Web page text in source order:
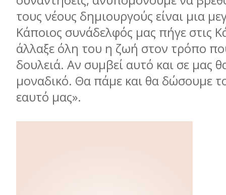
τους νέους δημιουργούς είναι μια
Κάποιος συνάδελφός μας πήγε στις
άλλαξε όλη του η ζωή στον τρόπο
δουλειά. Αν συμβεί αυτό και σε μας
μοναδικό. Θα πάμε και θα δώσουμε
εαυτό μας».